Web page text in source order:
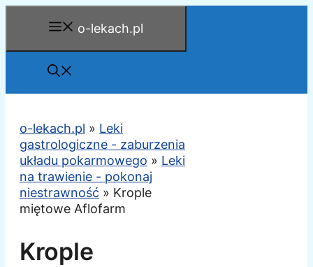
o-lekach.pl
o-lekach.pl » Leki
gastrologiczne - zaburzenia
układu pokarmowego » Leki
na trawienie - pokonaj
niestrawność » Krople
miętowe Aflofarm
Krople